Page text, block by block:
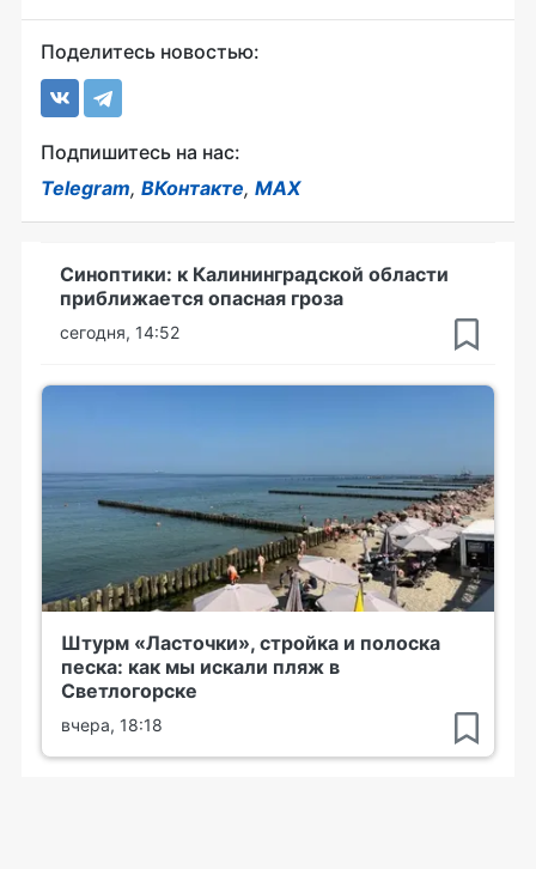
Поделитесь новостью:
Подпишитесь на нас:
Telegram, ВКонтакте, MAX
Синоптики: к Калининградской области
приближается опасная гроза
сегодня, 14:52
Штурм «Ласточки», стройка и полоска
песка: как мы искали пляж в
Светлогорске
вчера, 18:18